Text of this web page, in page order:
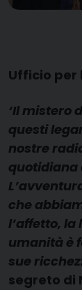
Ufficio per
‘Il mistero
questi
nostre
quotidiana
che
l’affetto, la
umanità è
sue
segreto di